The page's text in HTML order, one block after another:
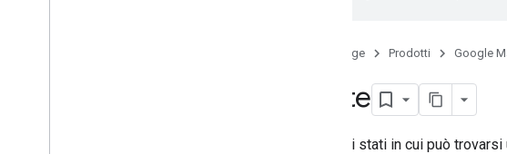
Home page Prodotti Google
State
I diversi stati in cui può trovarsi